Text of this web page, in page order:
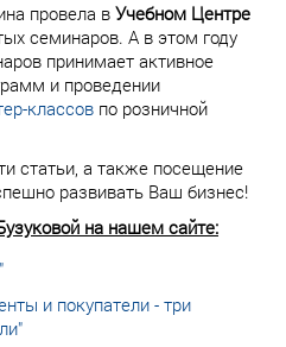
провела в Учебном Центре
семинаров. А в этом году
принимает активное
и проведении
классов по розничной
статьи, а также посещение
развивать Ваш бизнес!
на нашем сайте:
и покупатели - три